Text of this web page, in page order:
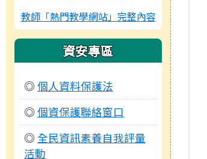
教師「熱門教學網站」完整內容
資安專區
◎ 個人資料保護法
◎ 個資保護聯絡窗口
◎ 全民資訊素養自我評量
活動